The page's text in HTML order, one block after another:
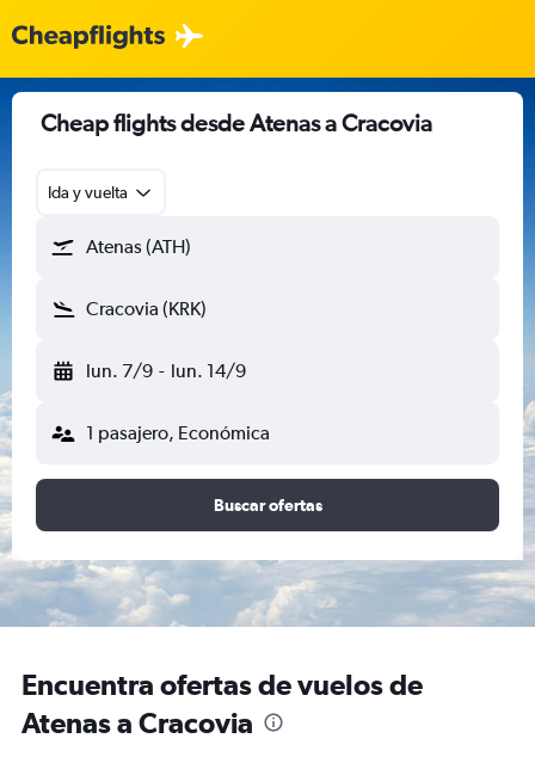
Cheap flights desde Atenas a Cracovia
Ida y vuelta
Atenas (ATH)
Cracovia (KRK)
lun. 7/9 - lun. 14/9
1 pasajero, Económica
Buscar ofertas
Encuentra ofertas de vuelos de
Atenas a Cracovia